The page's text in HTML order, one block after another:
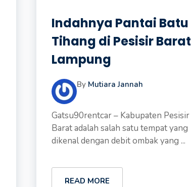
Indahnya Pantai Batu
Tihang di Pesisir Barat
Lampung
By Mutiara Jannah
Gatsu90rentcar – Kabupaten Pesisir
Barat adalah salah satu tempat yang
dikenal dengan debit ombak yang ...
READ MORE